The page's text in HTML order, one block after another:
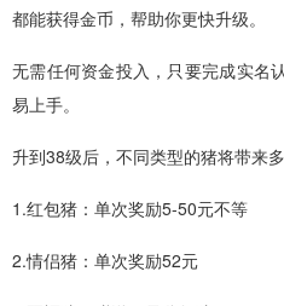
都能获得金币，帮助你更快升级。
无需任何资金投入，只要完成实名
易上手。
升到38级后，不同类型的猪将带来
1.红包猪：单次奖励5-50元不等
2.情侣猪：单次奖励52元